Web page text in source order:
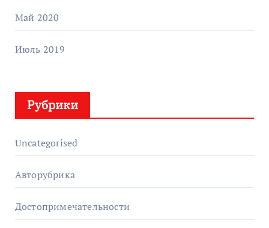
Май 2020
Июль 2019
Рубрики
Uncategorised
Авторубрика
Достопримечательности